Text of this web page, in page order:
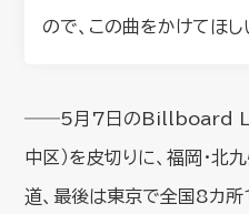
ので、この曲をかけてほし
――5月7日のBillboard
中区）を皮切りに、福岡・北
道、最後は東京で全国8カ所